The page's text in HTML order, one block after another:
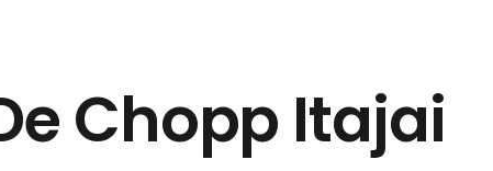
Chopp Itajai